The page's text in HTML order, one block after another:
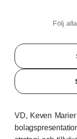
Följ
VD, Keven